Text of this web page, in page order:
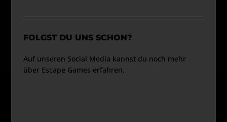
FOLGST DU UNS SCHON?
Auf unseren Social Media kannst du noch mehr
über Escape Games erfahren.